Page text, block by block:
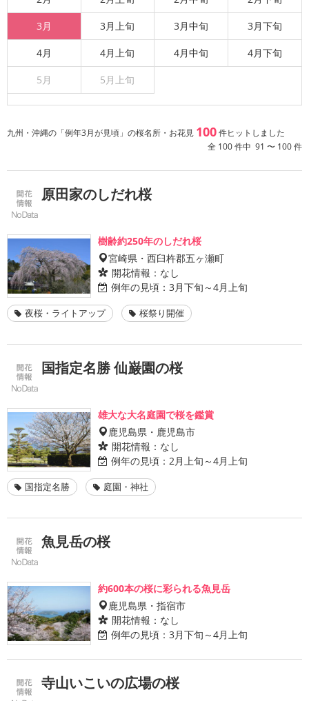
3月 3月上旬 3月中旬 3月下旬
4月 4月上旬 4月中旬 4月下旬
5月 5月上旬
九州・沖縄の「例年3月が見頃」の桜名所・お花見 100件ヒットしました
全 100 件中 91 〜 100 件
原田家のしだれ桜
樹齢約250年のしだれ桜
宮崎県・西臼杵郡五ヶ瀬町
開花情報： なし
例年の見頃： 3月下旬～4月上旬
夜桜・ライトアップ 桜祭り開催
国指定名勝 仙巌園の桜
雄大な大名庭園で桜を鑑賞
鹿児島県・鹿児島市
開花情報： なし
例年の見頃： 2月上旬～4月上旬
国指定名勝 庭園・神社
魚見岳の桜
約600本の桜に彩られる魚見岳
鹿児島県・指宿市
開花情報： なし
例年の見頃： 3月下旬～4月上旬
寺山いこいの広場の桜